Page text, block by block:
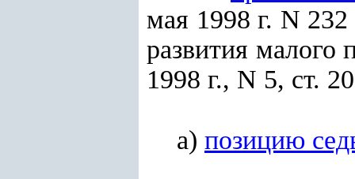
мая 1998 г. N
развития малого
1998 г., N 5, ст.
а) позицию